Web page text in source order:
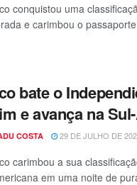
conquistou uma
e carimbou o
bate o
e avança na
COSTA 29 DE JULHO DE
carimbou a sua
em uma noite de